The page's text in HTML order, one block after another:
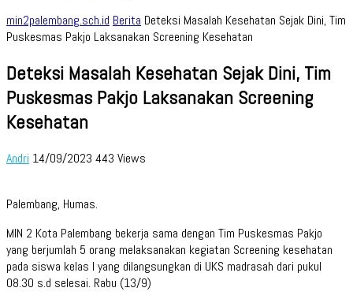
min2palembang.sch.id Berita Deteksi Masalah Kesehatan Sejak Dini, Tim
Puskesmas Pakjo Laksanakan Screening Kesehatan
Deteksi Masalah Kesehatan Sejak Dini, Tim
Puskesmas Pakjo Laksanakan Screening
Kesehatan
Andri 14/09/2023 443 Views
Palembang, Humas.
MIN 2 Kota Palembang bekerja sama dengan Tim Puskesmas Pakjo
yang berjumlah 5 orang melaksanakan kegiatan Screening kesehatan
pada siswa kelas I yang dilangsungkan di UKS madrasah dari pukul
08.30 s.d selesai. Rabu (13/9)